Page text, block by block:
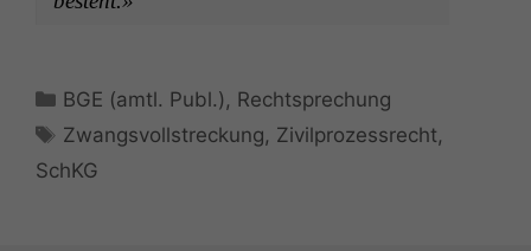
Kategorien
BGE (amtl. Publ.) , Rechtsprechung
Schlagwörter
Zwangsvollstreckung, Zivilprozessrecht,
SchKG